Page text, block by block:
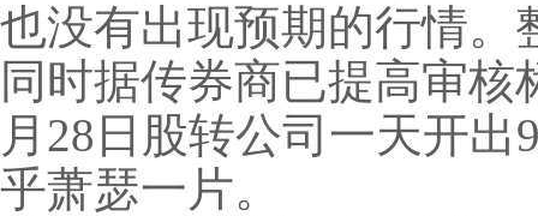
也没有出现预期的行情。
同时据传券商已提高审
月28日股转公司一天开
乎萧瑟一片。